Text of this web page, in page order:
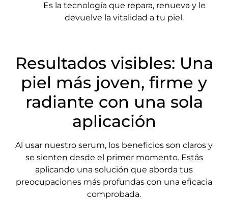
Es la tecnología que repara, renueva y le
devuelve la vitalidad a tu piel.
Resultados visibles: Una
piel más joven, firme y
radiante con una sola
aplicación
Al usar nuestro serum, los beneficios son claros y
se sienten desde el primer momento. Estás
aplicando una solución que aborda tus
preocupaciones más profundas con una eficacia
comprobada.